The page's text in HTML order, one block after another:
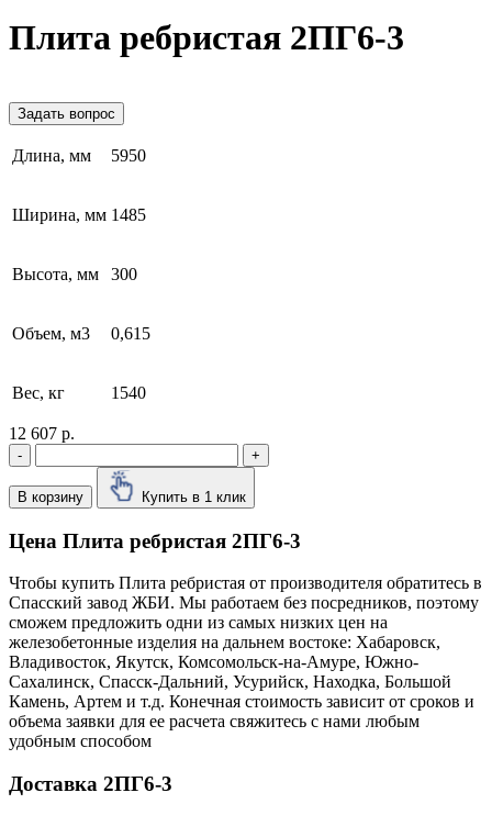
Плита ребристая 2ПГ6-3
Задать вопрос
Длина, мм 5950
Ширина, мм 1485
Высота, мм 300
Объем, м3 0,615
Вес, кг 1540
12 607 р.
- +
В корзину Купить в 1 клик
Цена Плита ребристая 2ПГ6-3
Чтобы купить Плита ребристая от производителя обратитесь в
Cпасский завод ЖБИ. Мы работаем без посредников, поэтому
сможем предложить одни из самых низких цен на
железобетонные изделия на дальнем востоке: Хабаровск,
Владивосток, Якутск, Комсомольск-на-Амуре, Южно-
Сахалинск, Спасск-Дальний, Усурийск, Находка, Большой
Камень, Артем и т.д. Конечная стоимость зависит от сроков и
объема заявки для ее расчета свяжитесь с нами любым
удобным способом
Доставка 2ПГ6-3